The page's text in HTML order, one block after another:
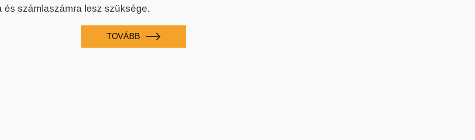
és számlaszámra lesz szüksége.
TOVÁBB